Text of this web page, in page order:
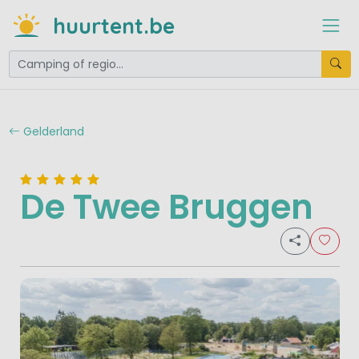
huurtent.be
Gelderland
De Twee Bruggen